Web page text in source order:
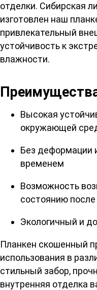
отделки. Сибирская
изготовлен наш
привлекательный
устойчивость к
влажности.
Преимущества
Высокая
окружающей
Без деформации
временем
Возможность
состоянию
Экологичный и
Планкен скошенный
использования в
стильный забор,
внутренняя отделка